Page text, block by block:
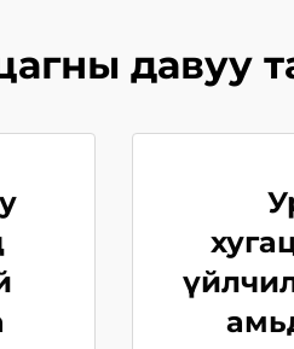
давуу